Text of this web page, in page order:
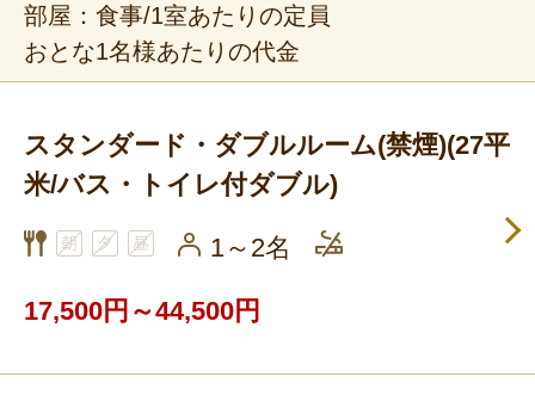
部屋：食事/1室あたりの定員
おとな1名様あたりの代金
スタンダード・ダブルルーム(禁煙)(27平
米/バス・トイレ付ダブル)
1～2名
17,500円～44,500円